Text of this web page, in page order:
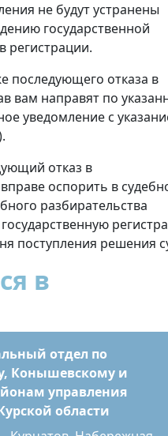
не будут устранены
государственной
регистрации.
последующего отказа в
вам направят по
уведомление с
отказ в
оспорить в
разбирательства
поступления решения
в
отдел по
Конышевскому и
управления
области